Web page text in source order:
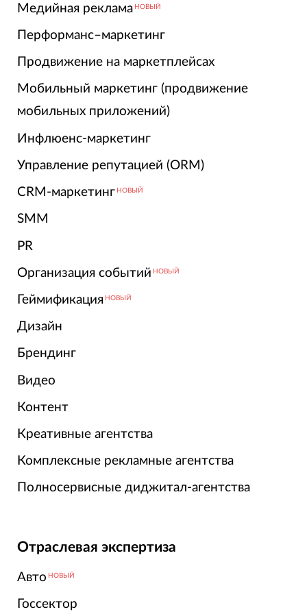
Медийная реклама НОВЫЙ
Перформанс–маркетинг
Продвижение на маркетплейсах
Мобильный маркетинг (продвижение
мобильных приложений)
Инфлюенс-маркетинг
Управление репутацией (ORM)
CRM-маркетинг НОВЫЙ
SMM
PR
Организация событий НОВЫЙ
Геймификация НОВЫЙ
Дизайн
Брендинг
Видео
Контент
Креативные агентства
Комплексные рекламные агентства
Полносервисные диджитал-агентства
Отраслевая экспертиза
Авто НОВЫЙ
Госсектор